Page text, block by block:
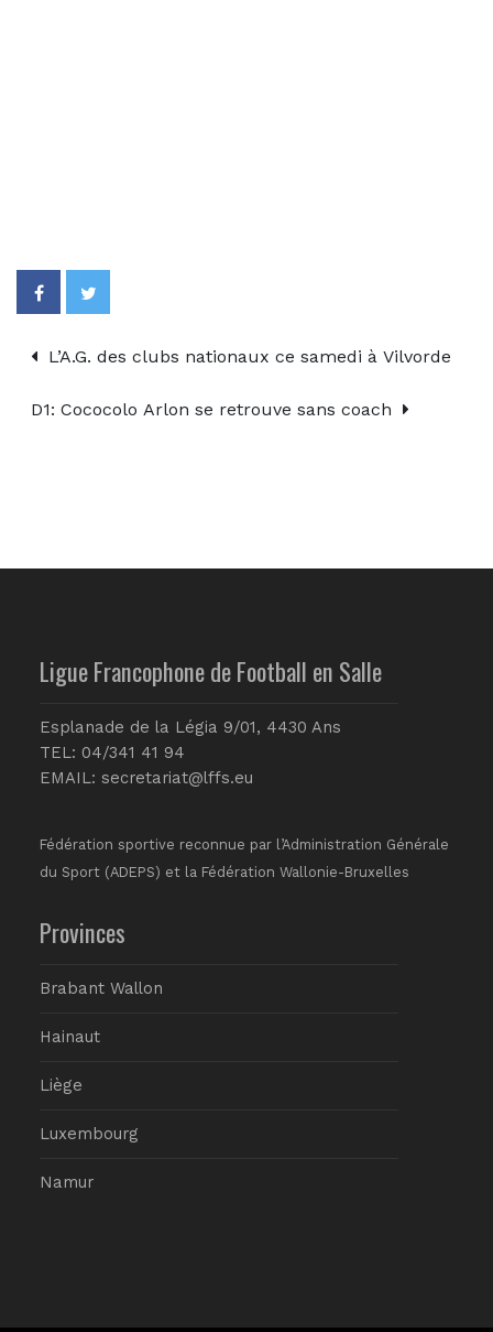
L’A.G. des clubs nationaux ce samedi à Vilvorde
D1: Cococolo Arlon se retrouve sans coach
Ligue Francophone de Football en Salle
Esplanade de la Légia 9/01, 4430 Ans
TEL: 04/341 41 94
EMAIL: secretariat@lffs.eu
Fédération sportive reconnue par l’Administration Générale
du Sport (ADEPS) et la Fédération Wallonie-Bruxelles
Provinces
Brabant Wallon
Hainaut
Liège
Luxembourg
Namur